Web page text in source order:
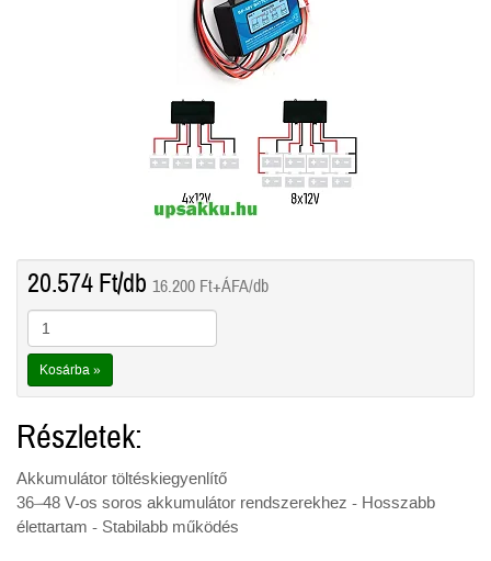
20.574Ft/db 16.200 Ft+ÁFA/db
Kosárba »
Részletek:
Akkumulátor töltéskiegyenlítő
36–48 V-os soros akkumulátor rendszerekhez - Hosszabb
élettartam - ️Stabilabb működés